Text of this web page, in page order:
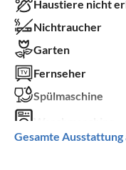
Haustiere nicht
Nichtraucher
Garten
Fernseher
Spülmaschine
Gesamte Ausstattung